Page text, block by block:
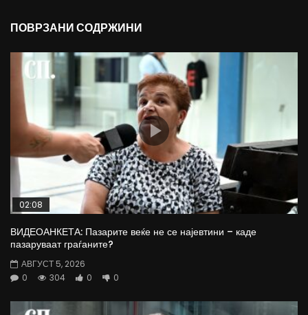
ПОВРЗАНИ СОДРЖИНИ
02:08
ВИДЕОАНКЕТА: Пазарите веќе не се најевтини – каде
пазаруваат граѓаните?
АВГУСТ 5, 2026
0
304 0 0